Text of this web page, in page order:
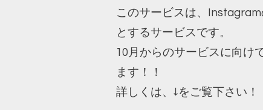
このサービスは、
とするサービスです。
10月からのサービスに向け
ます！！
詳しくは、↓をご覧下さい！